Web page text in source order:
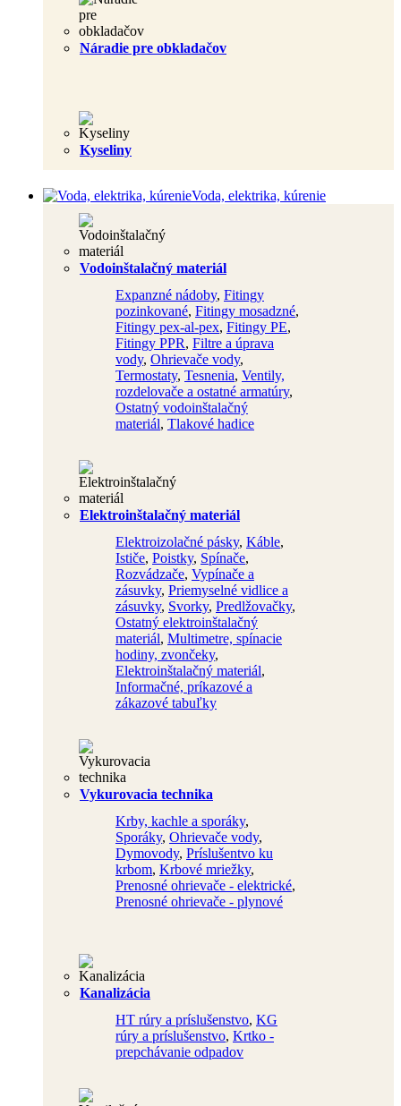
Náradie pre obkladačov
Kyseliny
Voda, elektrika, kúrenie
Vodoinštalačný materiál
Expanzné nádoby, Fitingy
pozinkované, Fitingy mosadzné,
Fitingy pex-al-pex, Fitingy PE,
Fitingy PPR, Filtre a úprava
vody, Ohrievače vody,
Termostaty, Tesnenia, Ventily,
rozdelovače a ostatné armatúry,
Ostatný vodoinštalačný
materiál, Tlakové hadice
Elektroinštalačný materiál
Elektroizolačné pásky, Káble,
Ističe, Poistky, Spínače,
Rozvádzače, Vypínače a
zásuvky, Priemyselné vidlice a
zásuvky, Svorky, Predlžovačky,
Ostatný elektroinštalačný
materiál, Multimetre, spínacie
hodiny, zvončeky,
Elektroinštalačný materiál,
Informačné, príkazové a
zákazové tabuľky
Vykurovacia technika
Krby, kachle a sporáky,
Sporáky, Ohrievače vody,
Dymovody, Príslušentvo ku
krbom, Krbové mriežky,
Prenosné ohrievače - elektrické,
Prenosné ohrievače - plynové
Kanalizácia
HT rúry a príslušenstvo, KG
rúry a príslušenstvo, Krtko -
prepchávanie odpadov